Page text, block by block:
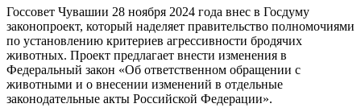
Госсовет Чувашии 28 ноября 2024 года внес в Госдуму
законопроект, который наделяет правительство полномочиями
по установлению критериев агрессивности бродячих
животных. Проект предлагает внести изменения в
Федеральный закон «Об ответственном обращении с
животными и о внесении изменений в отдельные
законодательные акты Российской Федерации».